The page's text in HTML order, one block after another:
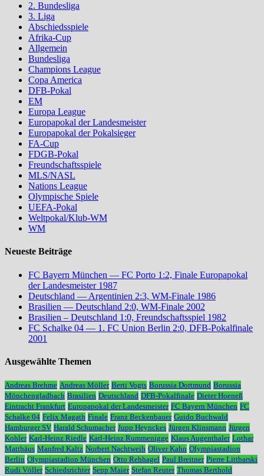
2. Bundesliga
3. Liga
Abschiedsspiele
Afrika-Cup
Allgemein
Bundesliga
Champions League
Copa America
DFB-Pokal
EM
Europa League
Europapokal der Landesmeister
Europapokal der Pokalsieger
FA-Cup
FDGB-Pokal
Freundschaftsspiele
MLS/NASL
Nations League
Olympische Spiele
UEFA-Pokal
Weltpokal/Klub-WM
WM
Neueste Beiträge
FC Bayern München — FC Porto 1:2, Finale Europapokal
der Landesmeister 1987
Deutschland — Argentinien 2:3, WM-Finale 1986
Brasilien — Deutschland 2:0, WM-Finale 2002
Brasilien – Deutschland 1:0, Freundschaftsspiel 1982
FC Schalke 04 — 1. FC Union Berlin 2:0, DFB-Pokalfinale
2001
Ausgewählte Themen
Andreas Brehme Andreas Möller Berti Vogts Borussia Dortmund Borussia
Mönchengladbach Brasilien Deutschland DFB-Pokalfinale Dieter Hoeneß
Eintracht Frankfurt Europapokal der Landesmeister FC Bayern München FC
Schalke 04 Felix Magath Finale Franz Beckenbauer Guido Buchwald
Hamburger SV Harald Schumacher Jupp Heynckes Jürgen Klinsmann Jürgen
Kohler Karl-Heinz Riedle Karl-Heinz Rummenigge Klaus Augenthaler Lothar
Matthäus Manfred Kaltz Norbert Nachtweih Oliver Kahn Olympiastadion
Berlin Olympiastadion München Otto Rehhagel Paul Breitner Pierre Littbarski
Rudi Völler Schiedsrichter Sepp Maier Stefan Reuter Thomas Berthold